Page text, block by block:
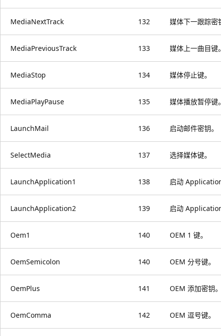
MediaNextTrack 132 媒体下一跟踪密
MediaPreviousTrack 133 媒体上一曲目键
MediaStop 134 媒体停止键。
MediaPlayPause 135 媒体播放暂停键
LaunchMail 136 启动邮件密钥。
SelectMedia 137 选择媒体键。
LaunchApplication1 138 启动
LaunchApplication2 139 启动
Oem1 140 OEM 1 键。
OemSemicolon 140 OEM 分号键。
OemPlus 141 OEM 添加密钥
OemComma 142 OEM 逗号键。